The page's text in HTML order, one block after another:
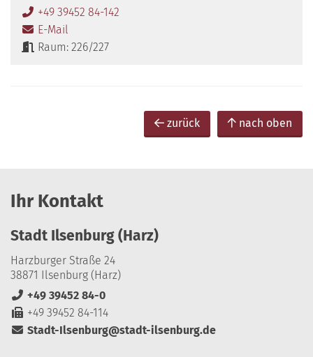
+49 39452 84-142
E-Mail
Raum: 226/227
zurück nach oben
Ihr Kontakt
Stadt Ilsenburg (Harz)
Harzburger Straße 24
38871 Ilsenburg (Harz)
+49 39452 84-0
+49 39452 84-114
Stadt-Ilsenburg@stadt-ilsenburg.de